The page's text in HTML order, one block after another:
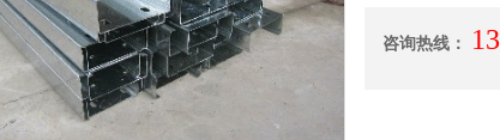
[2022-10-27]
[2022-10-14]
[2020-03-11]
咨询热线：